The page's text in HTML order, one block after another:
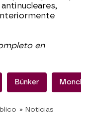
en
Búnker Moncloa
» Noticias